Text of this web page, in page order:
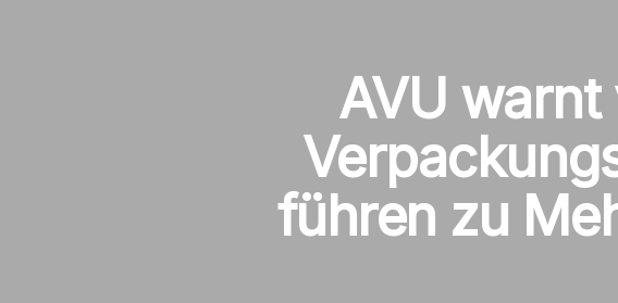
AVU warnt
führen zu